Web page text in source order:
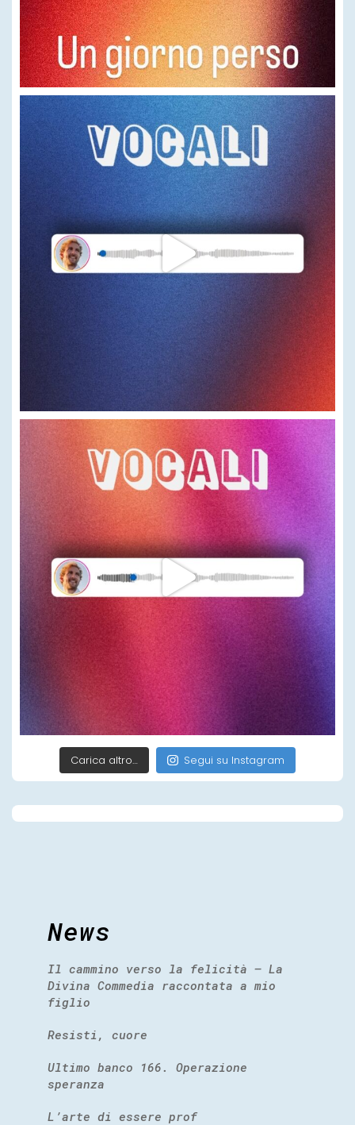
Carica altro… Segui su Instagram
News
Il cammino verso la felicità – La
Divina Commedia raccontata a mio
figlio
Resisti, cuore
Ultimo banco 166. Operazione
speranza
L’arte di essere prof